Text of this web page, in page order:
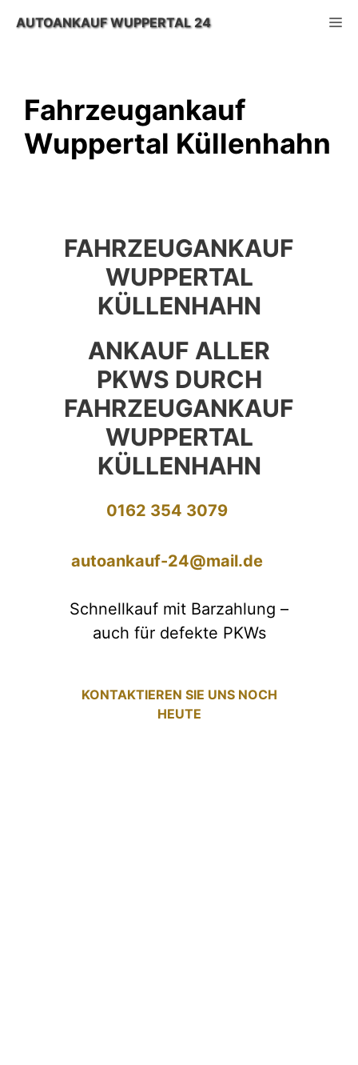
InhaltAUTOANKAUF WUPPERTAL 24
Fahrzeugankauf
Wuppertal Küllenhahn
FAHRZEUGANKAUF
WUPPERTAL
KÜLLENHAHN
ANKAUF ALLER
PKWS DURCH
FAHRZEUGANKAUF
WUPPERTAL
KÜLLENHAHN
0162 354 3079
autoankauf-24@mail.de
Schnellkauf mit Barzahlung –
auch für defekte PKWs
KONTAKTIEREN SIE UNS NOCH
HEUTE